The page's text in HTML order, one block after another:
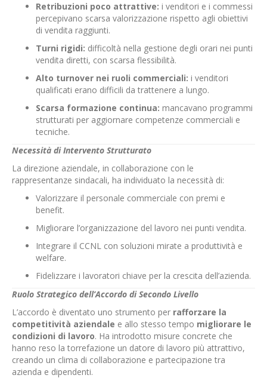
Retribuzioni poco attrattive: i venditori e i commessi
percepivano scarsa valorizzazione rispetto agli obiettivi
di vendita raggiunti.
Turni rigidi: difficoltà nella gestione degli orari nei punti
vendita diretti, con scarsa flessibilità.
Alto turnover nei ruoli commerciali: i venditori
qualificati erano difficili da trattenere a lungo.
Scarsa formazione continua: mancavano programmi
strutturati per aggiornare competenze commerciali e
tecniche.
Necessità di Intervento Strutturato
La direzione aziendale, in collaborazione con le
rappresentanze sindacali, ha individuato la necessità di:
Valorizzare il personale commerciale con premi e
benefit.
Migliorare l’organizzazione del lavoro nei punti vendita.
Integrare il CCNL con soluzioni mirate a produttività e
welfare.
Fidelizzare i lavoratori chiave per la crescita dell’azienda.
Ruolo Strategico dell’Accordo di Secondo Livello
L’accordo è diventato uno strumento per rafforzare la
competitività aziendale e allo stesso tempo migliorare le
condizioni di lavoro. Ha introdotto misure concrete che
hanno reso la torrefazione un datore di lavoro più attrattivo,
creando un clima di collaborazione e partecipazione tra
azienda e dipendenti.